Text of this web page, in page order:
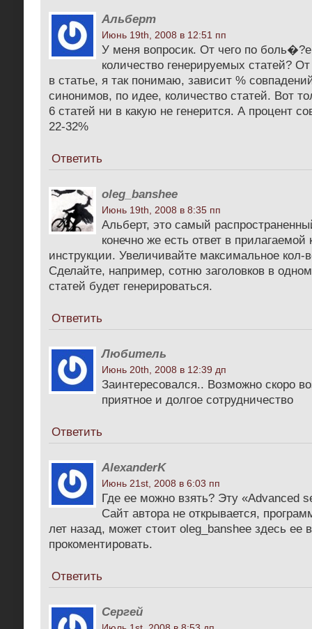
Альберт
Июнь 19th, 2008 в 12:51 пп
У меня вопросик. От чего по
количество генерируемых статей?
в статье, я так понимаю, зависит %
синонимов, по идее, количество статей. Вот
6 статей ни в какую не генерится. А процент
22-32%
Ответить
oleg_banshee
Июнь 19th, 2008 в 8:35 пп
Альберт, это самый
конечно же есть ответ в прилагаемой
инструкции. Увеличивайте максимальное кол-
Сделайте, например, сотню заголовков в
статей будет генерироваться.
Ответить
Любитель
Июнь 20th, 2008 в 12:39 дп
Заинтересовался.. Возможно скоро
приятное и долгое сотрудничество
Ответить
AlexanderK
Июнь 21st, 2008 в 6:03 пп
Где ее можно взять? Эту «Advanced
Сайт автора не открывается,
лет назад, может стоит oleg_banshee здесь
прокоментировать.
Ответить
Сергей